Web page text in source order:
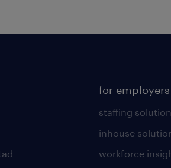
for employers
staffing
inhouse
workforce